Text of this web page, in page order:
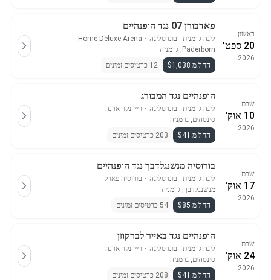
ראשון
20 ספט'
2026
פאדבורן 07 נגד הופנהיים
ליגה גרמנית - בונדסליגה ・
Home Deluxe Arena
Paderborn, גרמניה
החל מ $1,038
12 כרטיסים זמינים
שבת
10 אוק'
2026
הופנהיים נגד המבורג
ליגה גרמנית - בונדסליגה ・ ריין-נקר ארנה
סינסהים, גרמניה
החל מ $41
203 כרטיסים זמינים
שבת
17 אוק'
2026
בורוסיה מנשנגלדבך נגד הופנהיים
ליגה גרמנית - בונדסליגה ・ בורוסיה פארק
מנשנגלדבך, גרמניה
החל מ $85
54 כרטיסים זמינים
שבת
24 אוק'
2026
הופנהיים נגד באייר לברקוזן
ליגה גרמנית - בונדסליגה ・ ריין-נקר ארנה
סינסהים, גרמניה
החל מ $41
208 כרטיסים זמינים